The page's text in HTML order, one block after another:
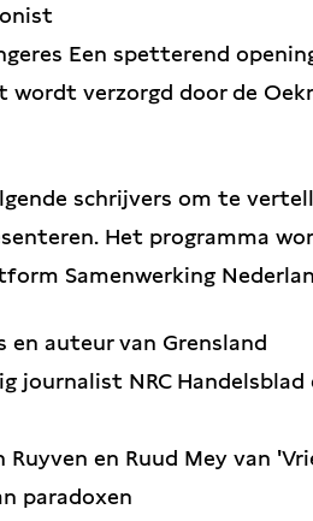
Een spetterend
verzorgd door de
schrijvers om te
Het programma
Samenwerking
en auteur van Grensland
journalist NRC Handelsblad
Ruyven en Ruud Mey van
paradoxen